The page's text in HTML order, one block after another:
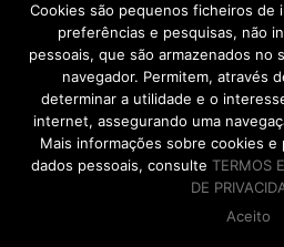
POLÍTICA DE PRIVACIDADE|TERMOS
GERAIS DE VENDA| Alberto Oculista, SA
Cookies são pequenos ficheiros de
preferências e pesquisas, não
pessoais, que são armazenados no
navegador. Permitem, através
determinar a utilidade e o
internet, assegurando uma
Mais informações sobre cookies
dados pessoais, consulte TERMOS
DE
Aceito